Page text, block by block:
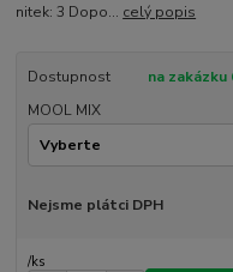
nitek: 3 Dopo... celý popis
Dostupnost
na zakázku
MOOL MIX
Nejsme plátci DPH
/ks